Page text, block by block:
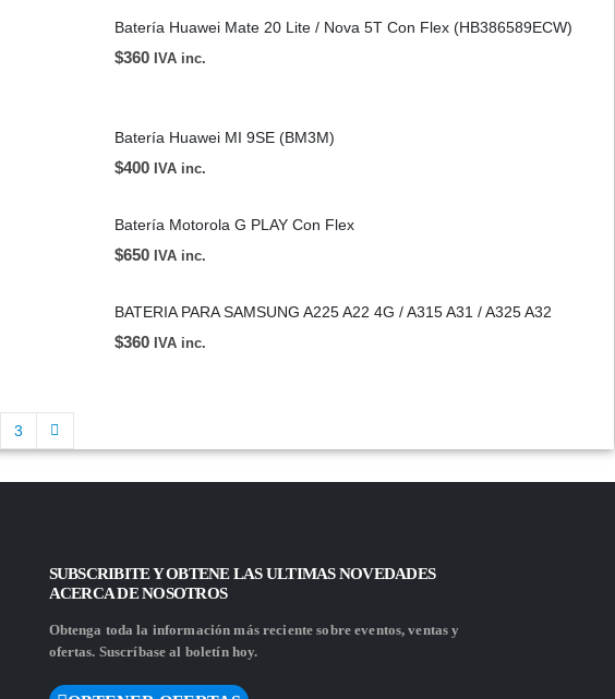
Batería Huawei Mate 20 Lite / Nova 5T Con Flex (HB386589ECW)
$360 IVA inc.
Batería Huawei MI 9SE (BM3M)
$400 IVA inc.
Batería Motorola G PLAY Con Flex
$650 IVA inc.
BATERIA PARA SAMSUNG A225 A22 4G / A315 A31 / A325 A32
$360 IVA inc.
3
SUBSCRIBITE Y OBTENE LAS ULTIMAS NOVEDADES
ACERCA DE NOSOTROS
Obtenga toda la información más reciente sobre eventos, ventas y
ofertas. Suscríbase al boletín hoy.